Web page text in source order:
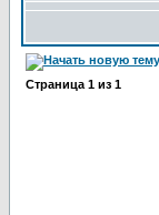
Страница 1 из 1